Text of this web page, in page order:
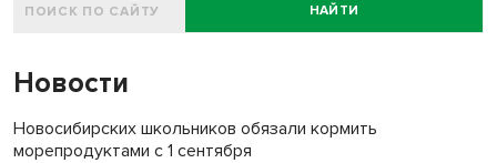
НАЙТИ
Новости
Новосибирских школьников обязали кормить
морепродуктами с 1 сентября